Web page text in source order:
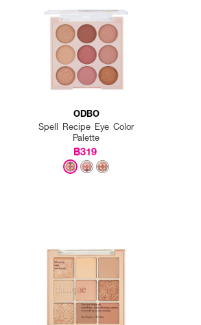
ODBO
Spell Recipe Eye Color
Palette
฿319